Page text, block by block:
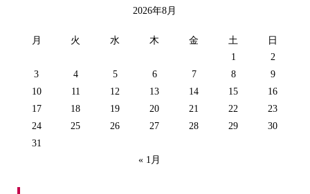
2026年8月
月 火 水 木 金 土
日
1
2
3
4 5 6 7 8
9
10
11 12 13 14 15
16
17
18 19 20 21 22
23
24
25 26 27 28 29
30
31
« 1月